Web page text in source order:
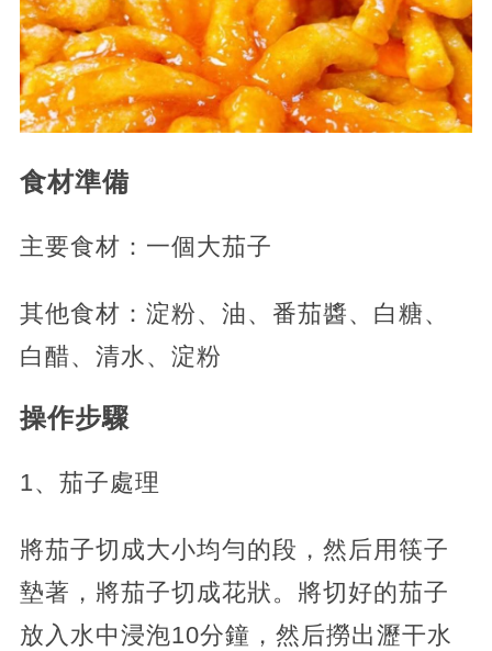
食材準備
主要食材：一個大茄子
其他食材：淀粉、油、番茄醬、白糖、
白醋、清水、淀粉
操作步驟
1、茄子處理
將茄子切成大小均勻的段，然后用筷子
墊著，將茄子切成花狀。將切好的茄子
放入水中浸泡10分鐘，然后撈出瀝干水